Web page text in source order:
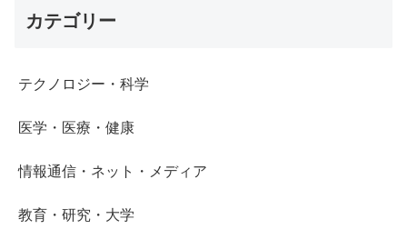
カテゴリー
テクノロジー・科学
医学・医療・健康
情報通信・ネット・メディア
教育・研究・大学